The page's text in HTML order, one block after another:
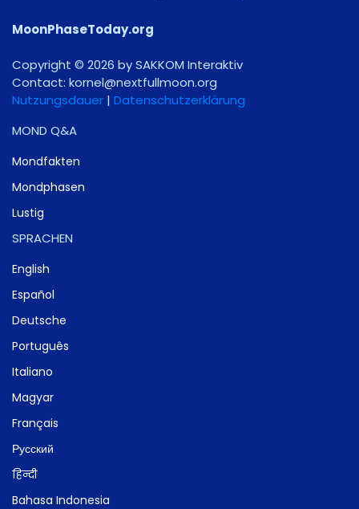
MoonPhaseToday.org
Copyright © 2026 by SAKKOM Interaktiv
Contact: gro.noomlluftxen@lenrok
Nutzungsdauer | Datenschutzerklärung
MOND Q&A
Mondfakten
Mondphasen
Lustig
SPRACHEN
English
Español
Deutsche
Português
Italiano
Magyar
Français
Русский
हिन्दी
Bahasa Indonesia